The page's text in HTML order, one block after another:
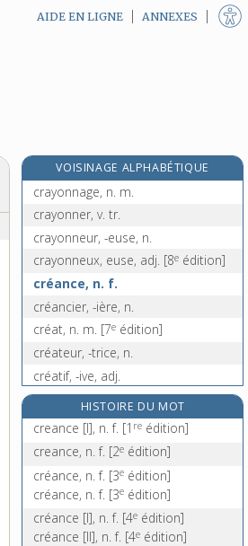
AIDE EN LIGNE ANNEXES
VOISINAGE ALPHABÉTIQUE
crayon, n. m.
crayonnage, n. m.
crayonner, v. tr.
crayonneur, -euse, n.
crayonneux, euse, adj. [8e édition]
créance, n. f.
créancier, -ière, n.
créat, n. m. [7e édition]
créateur, -trice, n.
créatif, -ive, adj.
créatine, n. f.
créatinine, n. f.
création, n. f.
créationnisme, n. m.
créativité, n. f.
HISTOIRE DU MOT
creance [I], n. f. [1 re édition]
creance, n. f. [2e édition]
créance, n. f. [3e édition]
créance, n. f. [3e édition]
créance [I], n. f. [4e édition]
créance [II], n. f. [4e édition]